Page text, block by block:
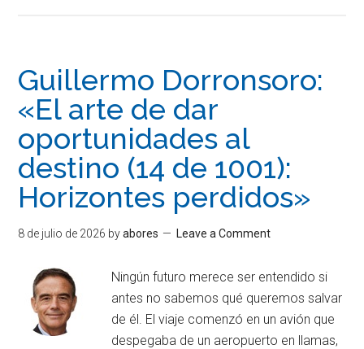
Guillermo Dorronsoro:
«El arte de dar
oportunidades al
destino (14 de 1001):
Horizontes perdidos»
8 de julio de 2026 byabores Leave a Comment
Ningún futuro merece ser entendido si
antes no sabemos qué queremos salvar
de él. El viaje comenzó en un avión que
despegaba de un aeropuerto en llamas,